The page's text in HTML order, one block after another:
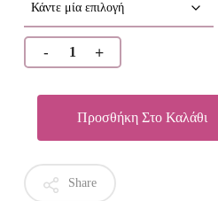
Προσθήκη Στο Καλάθι
Share